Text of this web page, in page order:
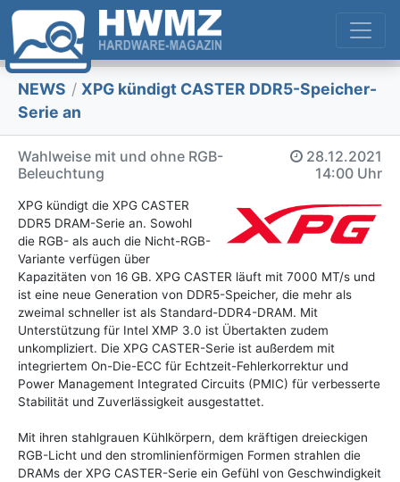
NEWS / XPG kündigt CASTER DDR5-Speicher-
Serie an
Wahlweise mit und ohne RGB-
Beleuchtung
28.12.2021
14:00 Uhr
XPG kündigt die XPG CASTER
DDR5 DRAM-Serie an. Sowohl
die RGB- als auch die Nicht-RGB-
Variante verfügen über
Kapazitäten von 16 GB. XPG CASTER läuft mit 7000 MT/s und
ist eine neue Generation von DDR5-Speicher, die mehr als
zweimal schneller ist als Standard-DDR4-DRAM. Mit
Unterstützung für Intel XMP 3.0 ist Übertakten zudem
unkompliziert. Die XPG CASTER-Serie ist außerdem mit
integriertem On-Die-ECC für Echtzeit-Fehlerkorrektur und
Power Management Integrated Circuits (PMIC) für verbesserte
Stabilität und Zuverlässigkeit ausgestattet.
Mit ihren stahlgrauen Kühlkörpern, dem kräftigen dreieckigen
RGB-Licht und den stromlinienförmigen Formen strahlen die
DRAMs der XPG CASTER-Serie ein Gefühl von Geschwindigkeit